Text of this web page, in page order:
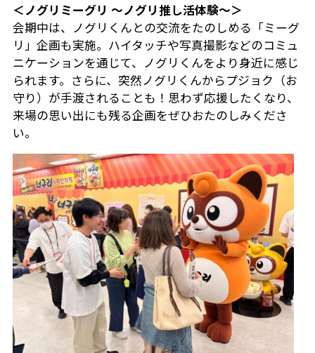
＜ノグリミーグリ 〜ノグリ推し活体験〜＞
会期中は、ノグリくんとの交流をたのしめる「ミーグ
リ」企画も実施。ハイタッチや写真撮影などのコミュ
ニケーションを通じて、ノグリくんをより身近に感じ
られます。さらに、突然ノグリくんからプジョク（お
守り）が手渡されることも！思わず応援したくなり、
来場の思い出にも残る企画をぜひおたのしみくださ
い。